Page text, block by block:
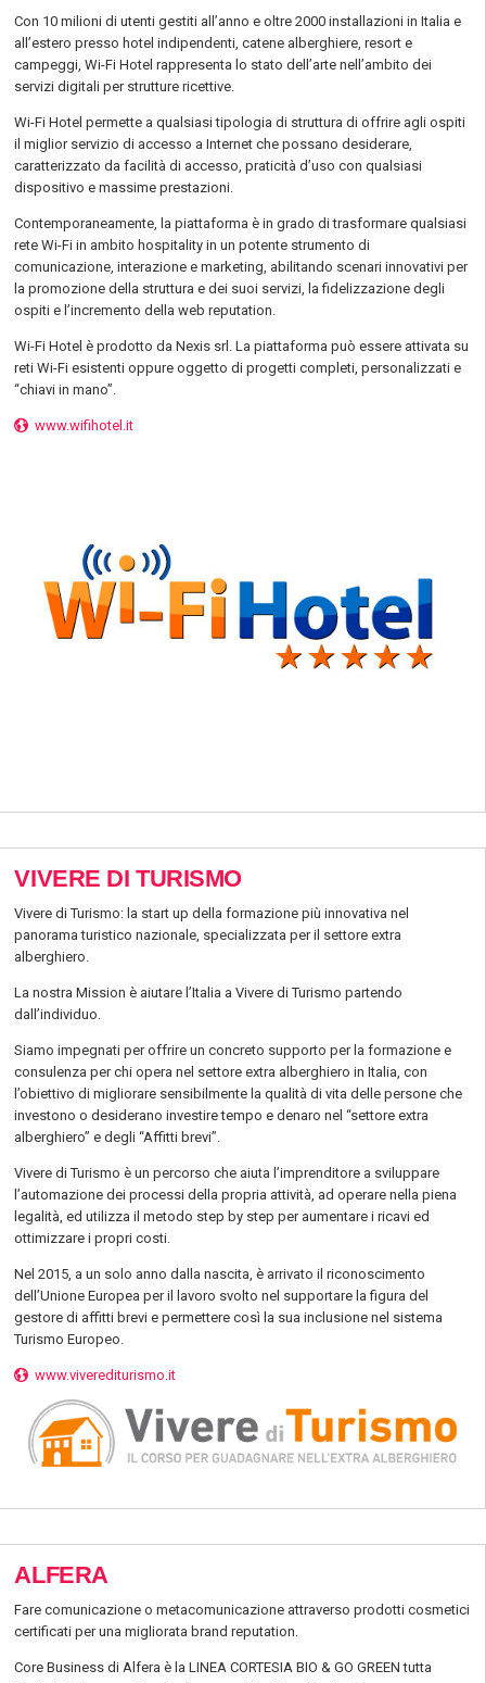
Con 10 milioni di utenti gestiti all’anno e oltre 2000 installazioni in Italia e
all’estero presso hotel indipendenti, catene alberghiere, resort e
campeggi, Wi-Fi Hotel rappresenta lo stato dell’arte nell’ambito dei
servizi digitali per strutture ricettive.
Wi-Fi Hotel permette a qualsiasi tipologia di struttura di offrire agli ospiti
il miglior servizio di accesso a Internet che possano desiderare,
caratterizzato da facilità di accesso, praticità d’uso con qualsiasi
dispositivo e massime prestazioni.
Contemporaneamente, la piattaforma è in grado di trasformare qualsiasi
rete Wi-Fi in ambito hospitality in un potente strumento di
comunicazione, interazione e marketing, abilitando scenari innovativi per
la promozione della struttura e dei suoi servizi, la fidelizzazione degli
ospiti e l’incremento della web reputation.
Wi-Fi Hotel è prodotto da Nexis srl. La piattaforma può essere attivata su
reti Wi-Fi esistenti oppure oggetto di progetti completi, personalizzati e
“chiavi in mano”.
www.wifihotel.it
VIVERE DI TURISMO
Vivere di Turismo: la start up della formazione più innovativa nel
panorama turistico nazionale, specializzata per il settore extra
alberghiero.
La nostra Mission è aiutare l’Italia a Vivere di Turismo partendo
dall’individuo.
Siamo impegnati per offrire un concreto supporto per la formazione e
consulenza per chi opera nel settore extra alberghiero in Italia, con
l’obiettivo di migliorare sensibilmente la qualità di vita delle persone che
investono o desiderano investire tempo e denaro nel “settore extra
alberghiero” e degli “Affitti brevi”.
Vivere di Turismo è un percorso che aiuta l’imprenditore a sviluppare
l’automazione dei processi della propria attività, ad operare nella piena
legalità, ed utilizza il metodo step by step per aumentare i ricavi ed
ottimizzare i propri costi.
Nel 2015, a un solo anno dalla nascita, è arrivato il riconoscimento
dell’Unione Europea per il lavoro svolto nel supportare la figura del
gestore di affitti brevi e permettere così la sua inclusione nel sistema
Turismo Europeo.
www.viverediturismo.it
ALFERA
Fare comunicazione o metacomunicazione attraverso prodotti cosmetici
certificati per una migliorata brand reputation.
Core Business di Alfera è la LINEA CORTESIA BIO & GO GREEN tutta